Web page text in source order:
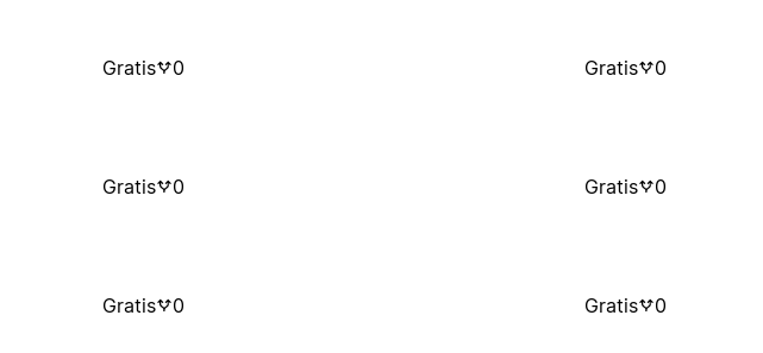
Gratis 0 Gratis 0
Gratis 0 Gratis 0
Gratis 0 Gratis 0